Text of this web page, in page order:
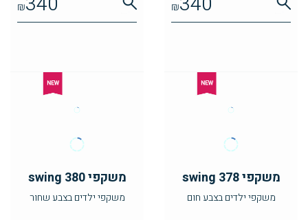
₪
₪
משקפי swing 378
משקפי ילדים בצבע חום
משקפי swing 380
משקפי ילדים בצבע שחור